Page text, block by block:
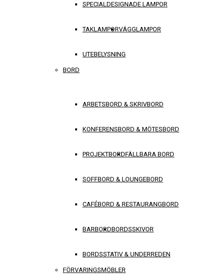
SPECIALDESIGNADE LAMPOR
TAKLAMPORVÄGGLAMPOR
UTEBELYSNING
BORD
ARBETSBORD & SKRIVBORD
KONFERENSBORD & MÖTESBORD
PROJEKTBORDFÄLLBARA BORD
SOFFBORD & LOUNGEBORD
CAFÉBORD & RESTAURANGBORD
BARBORDBORDSSKIVOR
BORDSSTATIV & UNDERREDEN
FÖRVARINGSMÖBLER